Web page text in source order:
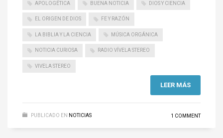
APOLOGÉTICA BUENA NOTICIA DIOS Y CIENCIA
EL ORIGEN DE DIOS FE Y RAZÓN
LA BIBLIA Y LA CIENCIA MÚSICA ORGÁNICA
NOTICIA CURIOSA RADIO VÍVELA STEREO
VIVELA STEREO
LEER MÁS
PUBLICADO EN NOTICIAS 1 COMMENT